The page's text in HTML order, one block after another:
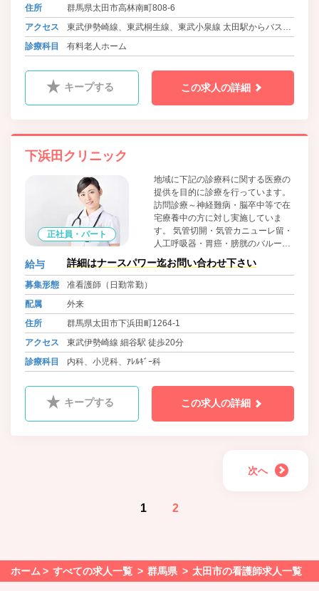
住所
群馬県太田市高林南町808-6
アクセス
東武伊勢崎線、東武桐生線、東武小泉線 太田駅からバスで
10分 徒歩10分
診療科目 有料老人ホーム
キープする この求人の詳細
下浜田クリニック
正社員・パート
地域に下記の診療科に関する医療の
提供を目的に診療を行っています。
訪問診療～神経難病・脳卒中等で在
宅療養中の方に対し実施していま
す。 気管切開・気管カニューレ留・
人工呼吸器・胃癌・膀胱のバルーン
留置・中心静脈栄養等の 管理に対応
可能です。
給与 詳細はナースパワー迄お問い合わせ下さい
募集形態
准看護師（日勤常勤）
配属
外来
住所
群馬県太田市下浜田町1264-1
アクセス
東武伊勢崎線 細谷駅 徒歩20分
診療科目
内科、小児科、ｱﾚﾙｷﾞｰ科
キープする この求人の詳細
次へ
1 2
ホーム すべての求人一覧 群馬県 太田市の看護師求人一覧